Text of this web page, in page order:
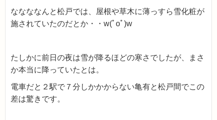
ななななんと松戸では、屋根や草木に薄っすら雪化粧が
施されていたのだとか・・w(ﾟoﾟ)w
たしかに前日の夜は雪が降るほどの寒さでしたが、まさ
か本当に降っていたとは。
電車だと２駅で７分しかかからない亀有と松戸間でこの
差は驚きです。